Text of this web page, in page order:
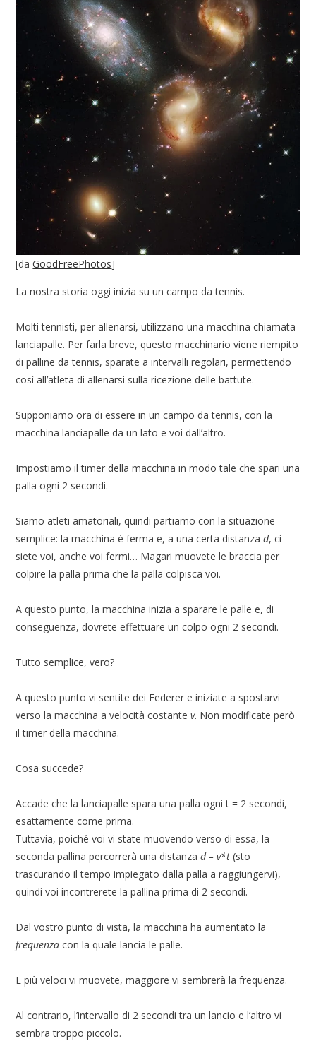
[daGoodFreePhotos]
La nostra storia oggi inizia su un campo da tennis.
Molti tennisti, per allenarsi, utilizzano una macchina chiamata
lanciapalle. Per farla breve, questo macchinario viene riempito
di palline da tennis, sparate a intervalli regolari, permettendo
così all’atleta di allenarsi sulla ricezione delle battute.
Supponiamo ora di essere in un campo da tennis, con la
macchina lanciapalle da un lato e voi dall’altro.
Impostiamo il timer della macchina in modo tale che spari una
palla ogni 2 secondi.
Siamo atleti amatoriali, quindi partiamo con la situazione
semplice: la macchina è ferma e, a una certa distanzad, ci
siete voi, anche voi fermi… Magari muovete le braccia per
colpire la palla prima che la palla colpisca voi.
A questo punto, la macchina inizia a sparare le palle e, di
conseguenza, dovrete effettuare un colpo ogni 2 secondi.
Tutto semplice, vero?
A questo punto vi sentite dei Federer e iniziate a spostarvi
verso la macchina a velocità costantev. Non modificate però
il timer della macchina.
Cosa succede?
Accade che la lanciapalle spara una palla ogni t = 2 secondi,
esattamente come prima.
Tuttavia, poiché voi vi state muovendo verso di essa, la
seconda pallina percorrerà una distanzad – v*t(sto
trascurando il tempo impiegato dalla palla a raggiungervi),
quindi voi incontrerete la pallina prima di 2 secondi.
Dal vostro punto di vista, la macchina ha aumentato la
frequenzacon la quale lancia le palle.
E più veloci vi muovete, maggiore vi sembrerà la frequenza.
Al contrario, l’intervallo di 2 secondi tra un lancio e l’altro vi
sembra troppo piccolo.